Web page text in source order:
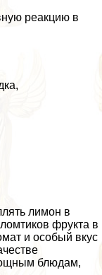
реакцию в
лимон в
фрукта в
и особый вкус
блюдам,